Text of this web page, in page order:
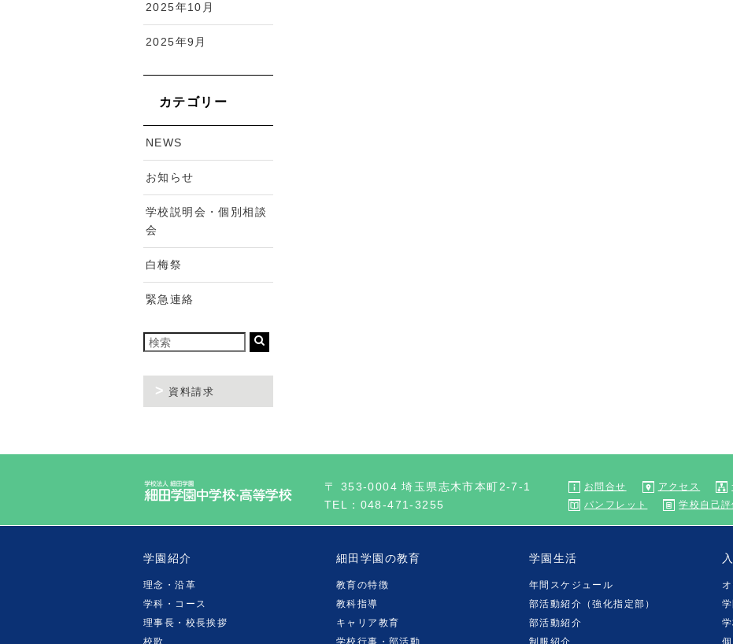
2025年10月
2025年9月
カテゴリー
NEWS
お知らせ
学校説明会・個別相談
会
白梅祭
緊急連絡
資料請求
〒 353-0004 埼玉県志木市本町2-7-1
TEL：048-471-3255
お問合せ アクセス
パンフレット
学校自己評
学園紹介
理念・沿革
学科・コース
理事長・校長挨拶
校歌
細田学園の教育
教育の特徴
教科指導
キャリア教育
学校行事・部活動
学園生活
年間スケジュール
部活動紹介（強化指定部）
部活動紹介
制服紹介